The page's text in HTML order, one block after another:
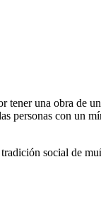
tener una obra de
personas con un
social de